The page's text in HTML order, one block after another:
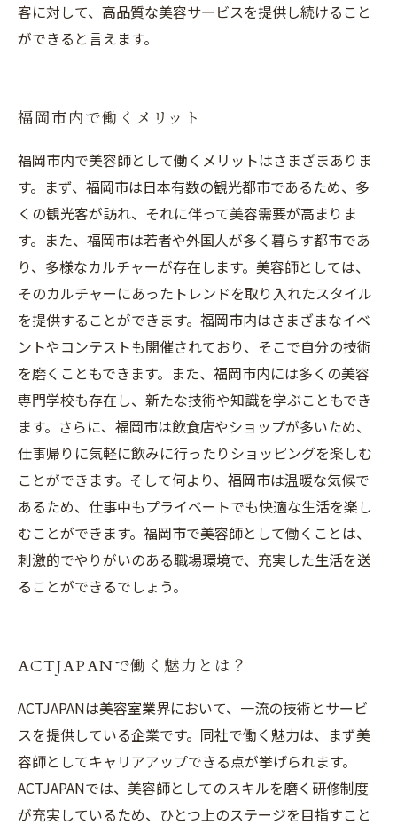
客に対して、高品質な美容サービスを提供し続けること
ができると言えます。
福岡市内で働くメリット
福岡市内で美容師として働くメリットはさまざまありま
す。まず、福岡市は日本有数の観光都市であるため、多
くの観光客が訪れ、それに伴って美容需要が高まりま
す。また、福岡市は若者や外国人が多く暮らす都市であ
り、多様なカルチャーが存在します。美容師としては、
そのカルチャーにあったトレンドを取り入れたスタイル
を提供することができます。福岡市内はさまざまなイベ
ントやコンテストも開催されており、そこで自分の技術
を磨くこともできます。また、福岡市内には多くの美容
専門学校も存在し、新たな技術や知識を学ぶこともでき
ます。さらに、福岡市は飲食店やショップが多いため、
仕事帰りに気軽に飲みに行ったりショッピングを楽しむ
ことができます。そして何より、福岡市は温暖な気候で
あるため、仕事中もプライベートでも快適な生活を楽し
むことができます。福岡市で美容師として働くことは、
刺激的でやりがいのある職場環境で、充実した生活を送
ることができるでしょう。
ACTJAPANで働く魅力とは？
ACTJAPANは美容室業界において、一流の技術とサービ
スを提供している企業です。同社で働く魅力は、まず美
容師としてキャリアアップできる点が挙げられます。
ACTJAPANでは、美容師としてのスキルを磨く研修制度
が充実しているため、ひとつ上のステージを目指すこと